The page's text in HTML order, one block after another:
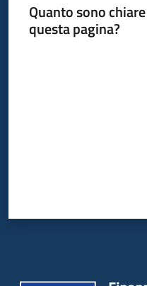
Quanto sono
questa pagina?